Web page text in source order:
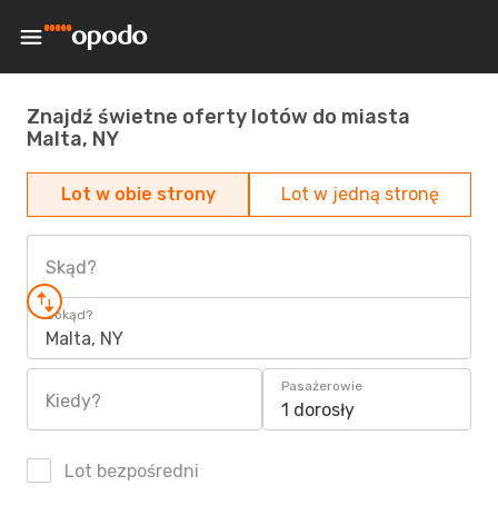
Znajdź świetne oferty lotów do miasta
Malta, NY
Lot w obie strony Lot w jedną stronę
Skąd?
Dokąd?
Malta, NY
Kiedy?
Pasażerowie
1 dorosły
Lot bezpośredni